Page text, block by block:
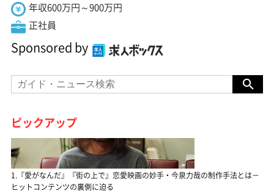
年収600万円～900万円
正社員
Sponsored by
ピックアップ
1.『愛がなんだ』『街の上で』恋愛映画の妙手・今泉力哉の制作手法とは－
ヒットコンテンツの裏側に迫る